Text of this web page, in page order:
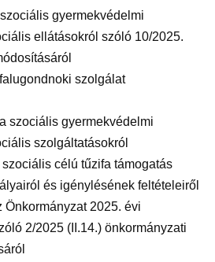
gyermekvédelmi
ellátásokról szóló 10/2025.
szolgálat
szociális gyermekvédelmi
szolgáltatásokról
célú tűzifa támogatás
és igénylésének feltételeiről
Önkormányzat 2025. évi
2/2025 (II.14.) önkormányzati